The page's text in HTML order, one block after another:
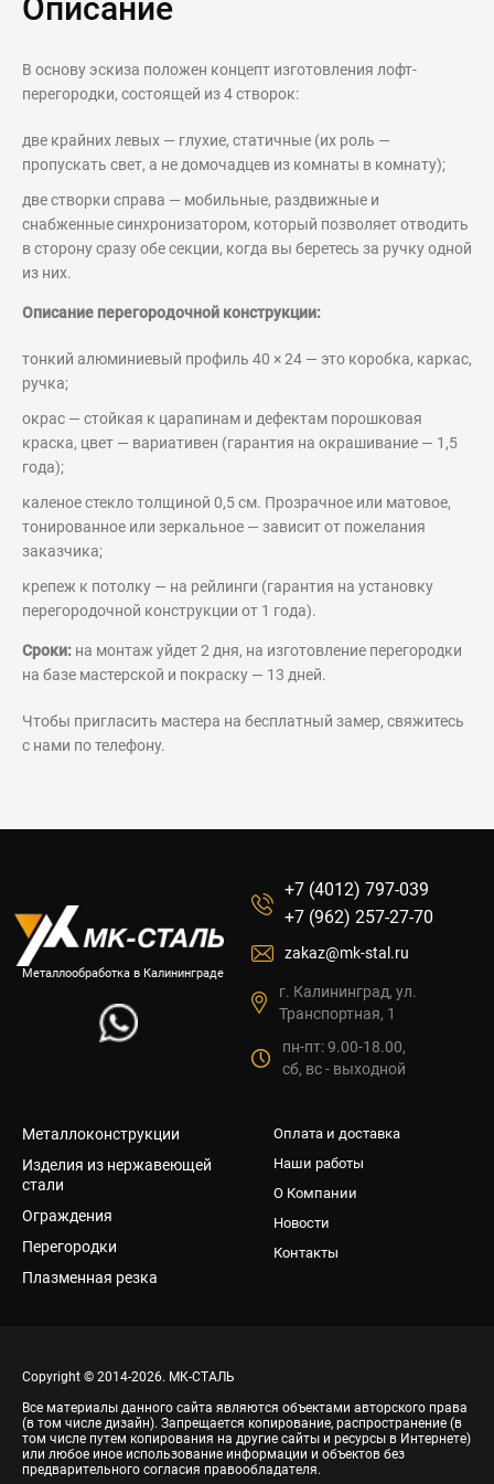
Описание
В основу эскиза положен концепт изготовления лофт-
перегородки, состоящей из 4 створок:
две крайних левых — глухие, статичные (их роль —
пропускать свет, а не домочадцев из комнаты в комнату);
две створки справа — мобильные, раздвижные и
снабженные синхронизатором, который позволяет отводить
в сторону сразу обе секции, когда вы беретесь за ручку одной
из них.
Описание перегородочной конструкции:
тонкий алюминиевый профиль 40 × 24 — это коробка, каркас,
ручка;
окрас — стойкая к царапинам и дефектам порошковая
краска, цвет — вариативен (гарантия на окрашивание — 1,5
года);
каленое стекло толщиной 0,5 см. Прозрачное или матовое,
тонированное или зеркальное — зависит от пожелания
заказчика;
крепеж к потолку — на рейлинги (гарантия на установку
перегородочной конструкции от 1 года).
Сроки: на монтаж уйдет 2 дня, на изготовление перегородки
на базе мастерской и покраску — 13 дней.
Чтобы пригласить мастера на бесплатный замер, свяжитесь
с нами по телефону.
Металлообработка в Калининграде
Металлоконструкции
Изделия из нержавеющей
стали
Ограждения
Перегородки
Плазменная резка
Оплата и доставка
Наши работы
О Компании
Новости
Контакты
+7 (4012) 797-039
+7 (962) 257-27-70
zakaz@mk-stal.ru
г. Калининград, ул.
Транспортная, 1
пн-пт: 9.00-18.00,
сб, вс - выходной
Copyright © 2014-2026. МК-СТАЛЬ
Все материалы данного сайта являются объектами авторского права
(в том числе дизайн). Запрещается копирование, распространение (в
том числе путем копирования на другие сайты и ресурсы в Интернете)
или любое иное использование информации и объектов без
предварительного согласия правообладателя.